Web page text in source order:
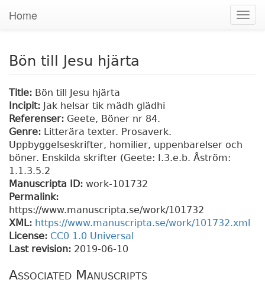
Home
Bön till Jesu hjärta
Title: Bön till Jesu hjärta
Incipit: Jak helsar tik mädh glädhi
Referenser: Geete, Böner nr 84.
Genre: Litterära texter. Prosaverk.
Uppbyggelseskrifter, homilier, uppenbarelser och
böner. Enskilda skrifter (Geete: I.3.e.b. Åström:
1.1.3.5.2
Manuscripta ID: work-101732
Permalink:
https://www.manuscripta.se/work/101732
XML: https://www.manuscripta.se/work/101732.xml
License: CC0 1.0 Universal
Last revision: 2019-06-10
Associated Manuscripts